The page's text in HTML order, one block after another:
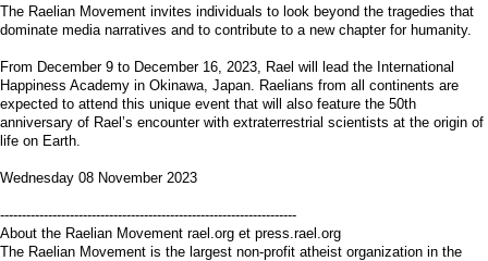
The Raelian Movement invites individuals to look beyond the tragedies that
dominate media narratives and to contribute to a new chapter for humanity.
From December 9 to December 16, 2023, Rael will lead the International
Happiness Academy in Okinawa, Japan. Raelians from all continents are
expected to attend this unique event that will also feature the 50th
anniversary of Rael’s encounter with extraterrestrial scientists at the origin of
life on Earth.
Wednesday 08 November 2023
--------------------------------------------------------------------
About the Raelian Movement rael.org et press.rael.org
The Raelian Movement is the largest non-profit atheist organization in the